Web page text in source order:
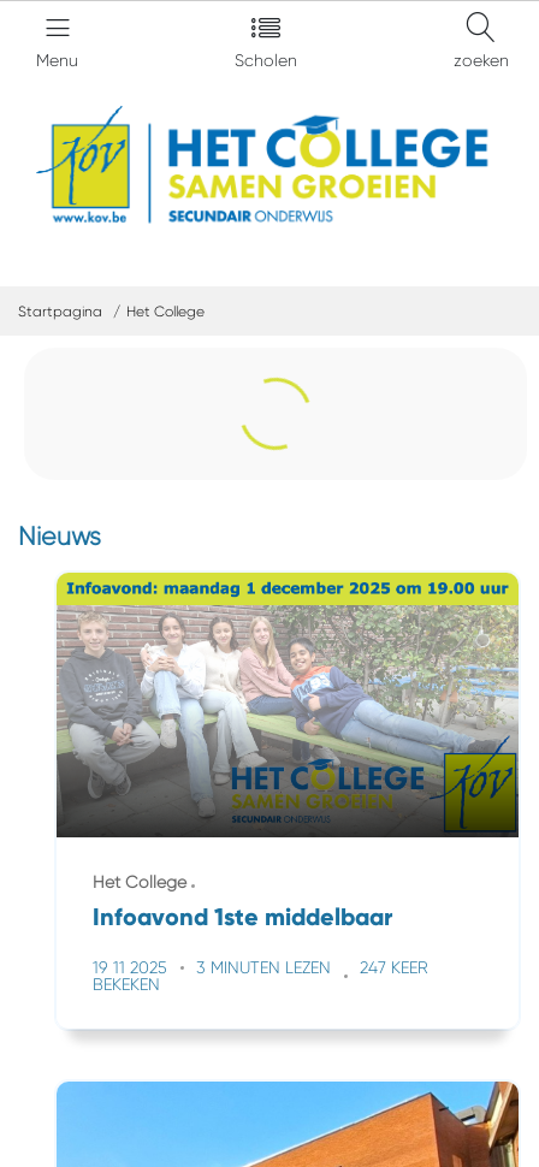
Menu Scholen zoeken
Startpagina Het College
Nieuws
Het College
Infoavond 1ste middelbaar
19 11 2025 3 MINUTEN LEZEN
247 KEER
BEKEKEN